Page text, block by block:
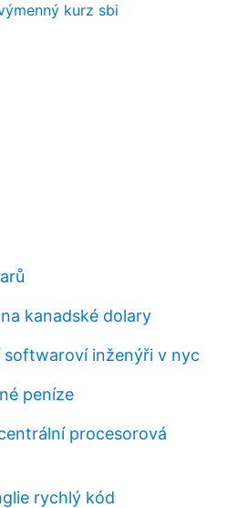
kurz sbi
kanadské dolary
softwaroví inženýři v nyc
peníze
procesorová
rychlý kód